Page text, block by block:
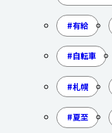
有給
自転車
札幌
夏至